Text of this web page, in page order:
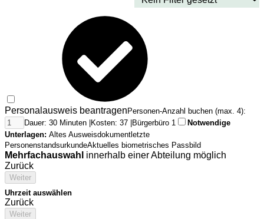
Personalausweis beantragenPersonen-Anzahl buchen (max. 4):
Dauer: 30 Minuten |Kosten: 37 |Bürgerbüro 1
Notwendige
Unterlagen: Altes Ausweisdokumentletzte
PersonenstandsurkundeAktuelles biometrisches Passbild
Mehrfachauswahl innerhalb einer Abteilung möglich
Zurück
Weiter
Uhrzeit auswählen
Zurück
Weiter